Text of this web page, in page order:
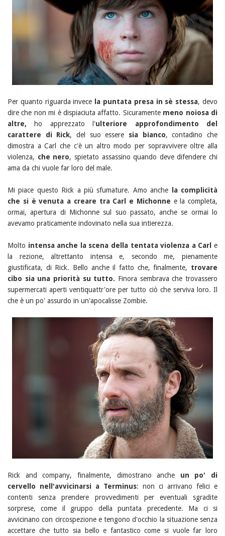
Per quanto riguarda invece la puntata presa in sè stessa, devo
dire che non mi è dispiaciuta affatto. Sicuramente meno noiosa di
altre, ho apprezzato l'ulteriore approfondimento del
carattere di Rick, del suo essere sia bianco, contadino che
dimostra a Carl che c'è un altro modo per sopravvivere oltre alla
violenza, che nero, spietato assassino quando deve difendere chi
ama da chi vuole far loro del male.
Mi piace questo Rick a più sfumature. Amo anche la complicità
che si è venuta a creare tra Carl e Michonne e la completa,
ormai, apertura di Michonne sul suo passato, anche se ormai lo
avevamo praticamente indovinato nella sua intierezza.
Molto intensa anche la scena della tentata violenza a Carle
la rezione, altrettanto intensa e, secondo me, pienamente
giustificata, di Rick. Bello anche il fatto che, finalmente, trovare
cibo sia una priorità su tutto. Finora sembrava che trovassero
supermercati aperti ventiquattr'ore per tutto ciò che serviva loro. Il
che è un po' assurdo in un'apocalisse Zombie.
Rick and company, finalmente, dimostrano anche un po' di
cervello nell'avvicinarsi a Terminus: non ci arrivano felici e
contenti senza prendere provvedimenti per eventuali sgradite
sorprese, come il gruppo della puntata precedente. Ma ci si
avvicinano con circospezione e tengono d'occhio la situazione senza
accettare che tutto sia bello e fantastico come si vuole far loro